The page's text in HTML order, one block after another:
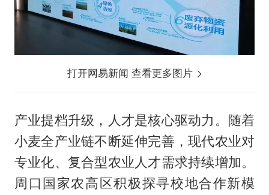
打开网易新闻 查看更多图片
产业提档升级，人才是核心驱动力。随着
小麦全产业链不断延伸完善，现代农业对
专业化、复合型农业人才需求持续增加。
周口国家农高区积极探寻校地合作新模